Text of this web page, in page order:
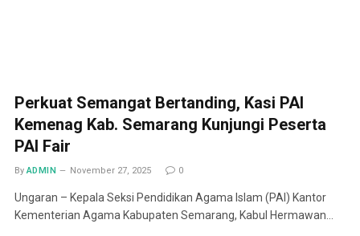
Perkuat Semangat Bertanding, Kasi PAI
Kemenag Kab. Semarang Kunjungi Peserta
PAI Fair
By ADMIN November 27, 2025 0
Ungaran – Kepala Seksi Pendidikan Agama Islam (PAI) Kantor
Kementerian Agama Kabupaten Semarang, Kabul Hermawan…